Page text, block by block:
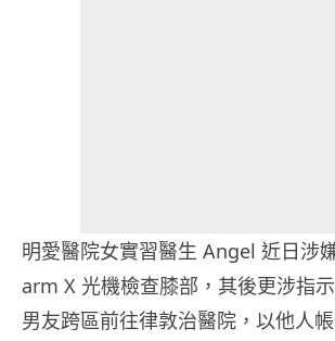
明愛醫院女實習醫生 Angel 近日涉
arm X 光機檢查膝部，其後更涉指
男友跨區前往律敦治醫院，以他人